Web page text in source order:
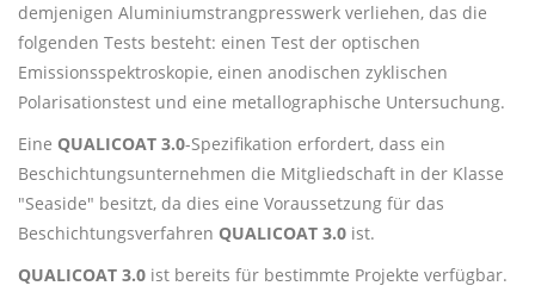
demjenigen Aluminiumstrangpresswerk verliehen, das die
folgenden Tests besteht: einen Test der optischen
Emissionsspektroskopie, einen anodischen zyklischen
Polarisationstest und eine metallographische Untersuchung.
Eine QUALICOAT 3.0-Spezifikation erfordert, dass ein
Beschichtungsunternehmen die Mitgliedschaft in der Klasse
"Seaside" besitzt, da dies eine Voraussetzung für das
Beschichtungsverfahren QUALICOAT 3.0 ist.
QUALICOAT 3.0 ist bereits für bestimmte Projekte verfügbar.